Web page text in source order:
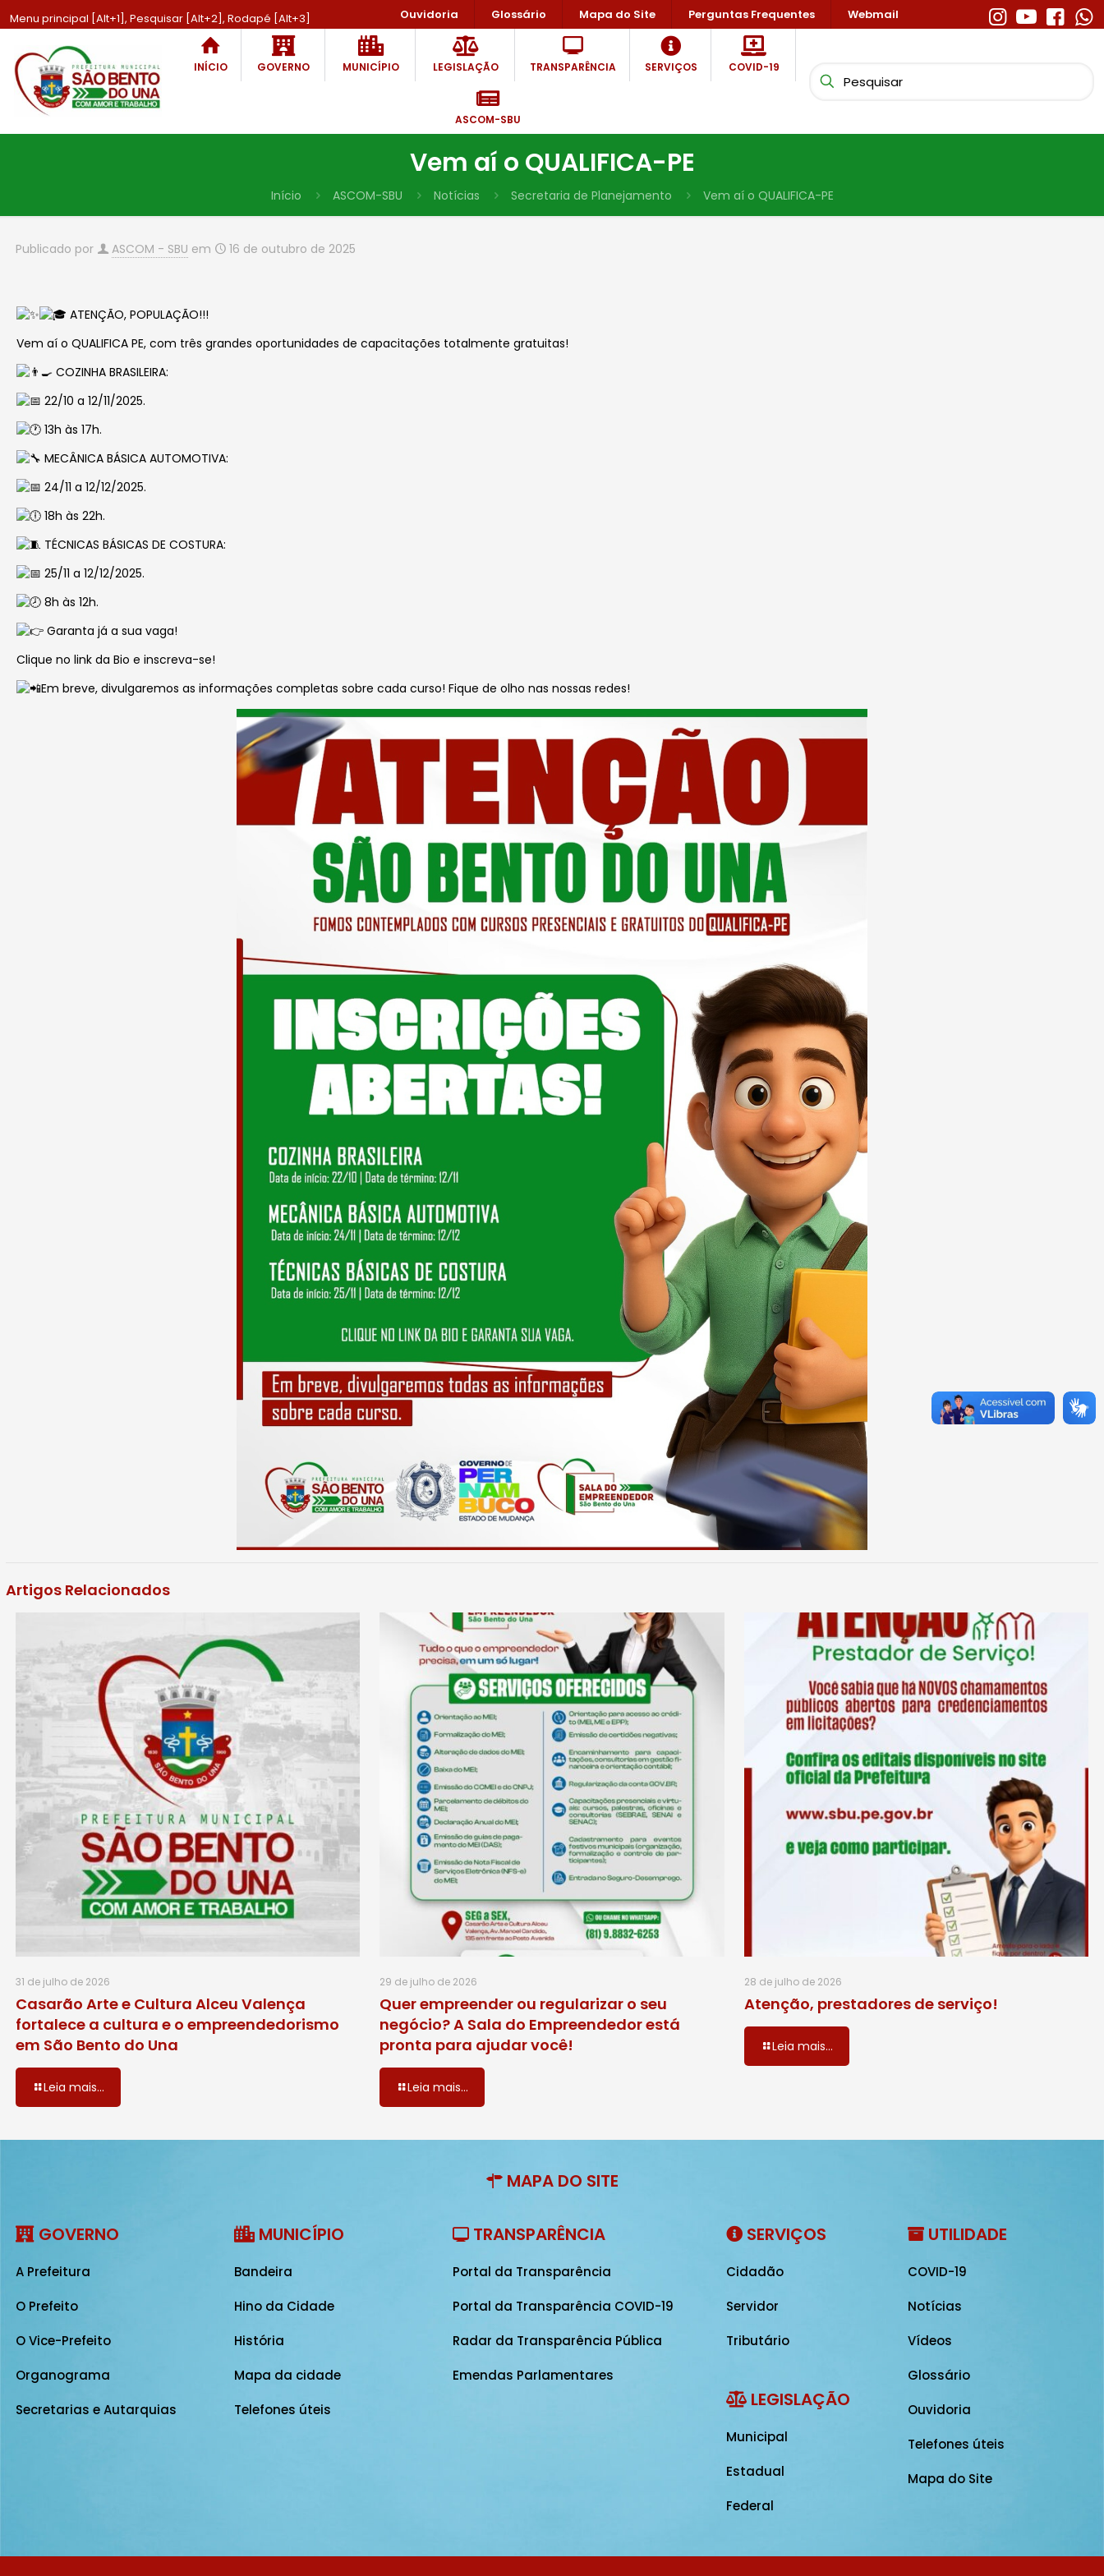
Menu principal [Alt+1], Pesquisar [Alt+2], Rodapé [Alt+3] Ouvidoria Glossário Mapa do Site Perguntas Frequentes Webmail
INÍCIO GOVERNO MUNICÍPIO LEGISLAÇÃO TRANSPARÊNCIA SERVIÇOS COVID-19
ASCOM-SBU
Vem aí o QUALIFICA-PE
Início ASCOM-SBU Notícias Secretaria de Planejamento Vem aí o QUALIFICA-PE
Publicado por ASCOM - SBU em 16 de outubro de 2025
ATENÇÃO, POPULAÇÃO!!!
Vem aí o QUALIFICA PE, com três grandes oportunidades de capacitações totalmente gratuitas!
COZINHA BRASILEIRA:
22/10 a 12/11/2025.
13h às 17h.
MECÂNICA BÁSICA AUTOMOTIVA:
24/11 a 12/12/2025.
18h às 22h.
TÉCNICAS BÁSICAS DE COSTURA:
25/11 a 12/12/2025.
8h às 12h.
Garanta já a sua vaga!
Clique no link da Bio e inscreva-se!
Em breve, divulgaremos as informações completas sobre cada curso! Fique de olho nas nossas redes!
Artigos Relacionados
31 de julho de 2026
Casarão Arte e Cultura Alceu Valença
fortalece a cultura e o empreendedorismo
em São Bento do Una
Leia mais...
29 de julho de 2026
Quer empreender ou regularizar o seu
negócio? A Sala do Empreendedor está
pronta para ajudar você!
Leia mais...
28 de julho de 2026
Atenção, prestadores de serviço!
Leia mais...
MAPA DO SITE
GOVERNO
A Prefeitura
O Prefeito
O Vice-Prefeito
Organograma
Secretarias e Autarquias
MUNICÍPIO
Bandeira
Hino da Cidade
História
Mapa da cidade
Telefones úteis
TRANSPARÊNCIA
Portal da Transparência
Portal da Transparência COVID-19
Radar da Transparência Pública
Emendas Parlamentares
SERVIÇOS
Cidadão
Servidor
Tributário
LEGISLAÇÃO
Municipal
Estadual
Federal
UTILIDADE
COVID-19
Notícias
Vídeos
Glossário
Ouvidoria
Telefones úteis
Mapa do Site